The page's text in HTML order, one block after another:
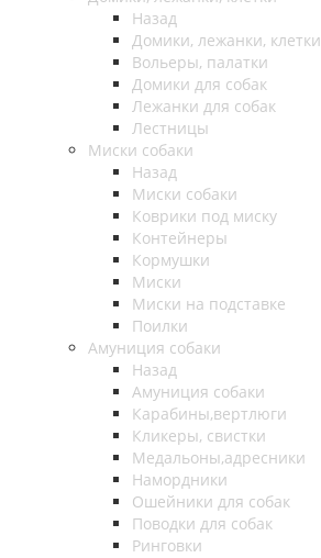
Назад
Домики, лежанки, клетки
Вольеры, палатки
Домики для собак
Лежанки для собак
Лестницы
Миски собаки
Назад
Миски собаки
Коврики под миску
Контейнеры
Кормушки
Миски
Миски на подставке
Поилки
Амуниция собаки
Назад
Амуниция собаки
Карабины,вертлюги
Кликеры, свистки
Медальоны,адресники
Намордники
Ошейники для собак
Поводки для собак
Ринговки